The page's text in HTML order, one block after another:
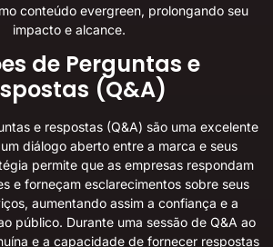
conteúdo evergreen, prolongando seu
impacto e alcance.
de Perguntas e
(Q&A)
e respostas (Q&A) são uma excelente
diálogo aberto entre a marca e seus
permite que as empresas respondam
e forneçam esclarecimentos sobre seus
aumentando assim a confiança e a
público. Durante uma sessão de Q&A ao
e a capacidade de fornecer respostas